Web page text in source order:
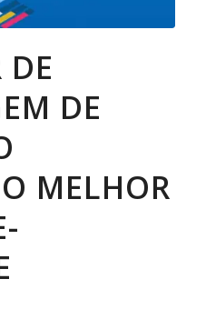
DE
DE
MELHOR